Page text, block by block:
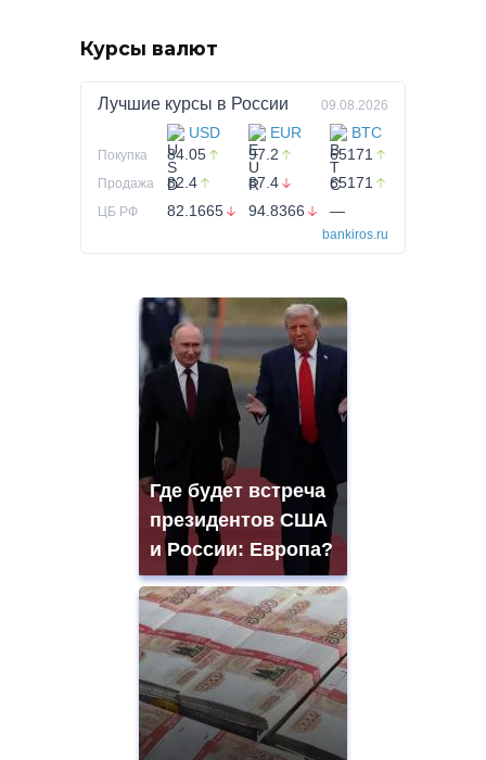
Курсы валют
Лучшие курсы в России 09.08.2026
USD EUR BTC
Покупка 84.05 97.2 65171
Продажа 82.4 87.4 65171
ЦБ РФ 82.1665 94.8366 —
bankiros.ru
Где будет встреча
президентов США
и России: Европа?